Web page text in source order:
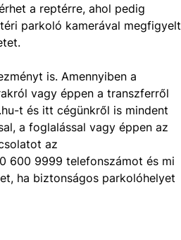
a reptérre, ahol pedig
parkoló kamerával megfigyelt
is. Amennyiben a
vagy éppen a transzferről
t és itt cégünkről is mindent
a foglalással vagy éppen az
az
600 9999 telefonszámot és mi
ha biztonságos parkolóhelyet